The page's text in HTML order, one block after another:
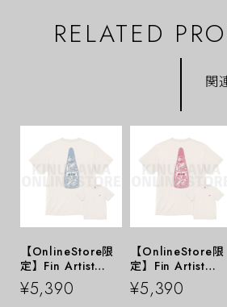
RELATED
関
【OnlineStore限
定】Fin Artist
YURIE × GULL コ
ラボTシャツ ″
¥5,390
【OnlineStore限
定】Fin Artist
YURIE × GULL コ
ラボTシャツ ″
¥5,390